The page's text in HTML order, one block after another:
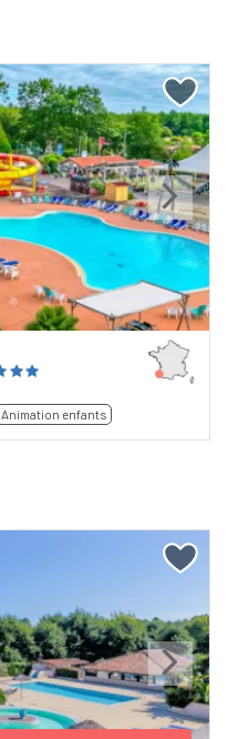
Next
Animation enfants
Next